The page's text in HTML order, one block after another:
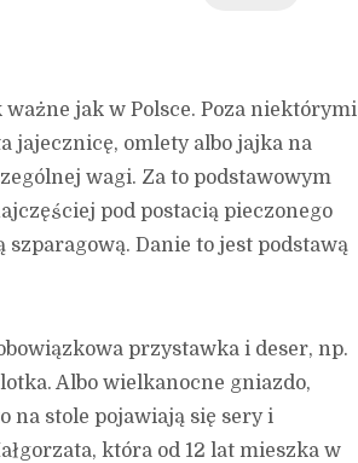
jak w Polsce. Poza niektórymi
jajecznicę, omlety albo jajka na
wagi. Za to podstawowym
pod postacią pieczonego
Danie to jest podstawą
przystawka i deser, np.
Albo wielkanocne gniazdo,
na stole pojawiają się sery i
która od 12 lat mieszka w